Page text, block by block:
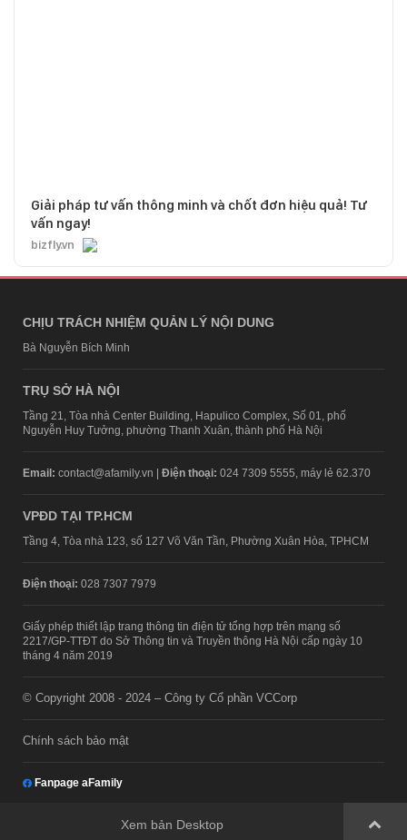
Giải pháp tư vấn thông minh và chốt đơn hiệu quả! Tư
vấn ngay!
bizfly.vn
CHỊU TRÁCH NHIỆM QUẢN LÝ NỘI DUNG
Bà Nguyễn Bích Minh
TRỤ SỞ HÀ NỘI
Tầng 21, Tòa nhà Center Building, Hapulico Complex, Số 01, phố
Nguyễn Huy Tưởng, phường Thanh Xuân, thành phố Hà Nội
Email: contact@afamily.vn | Điện thoại: 024 7309 5555, máy lẻ 62.370
VPĐD TẠI TP.HCM
Tầng 4, Tòa nhà 123, số 127 Võ Văn Tần, Phường Xuân Hòa, TPHCM
Điện thoại: 028 7307 7979
Giấy phép thiết lập trang thông tin điện tử tổng hợp trên mạng số
2217/GP-TTĐT do Sở Thông tin và Truyền thông Hà Nội cấp ngày 10
tháng 4 năm 2019
© Copyright 2008 - 2024 – Công ty Cổ phần VCCorp
Chính sách bảo mật
Fanpage aFamily
Xem bản Desktop